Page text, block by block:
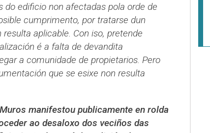
edificio non afectadas pola orde de
cumprimento, por tratarse dun
aplicable. Con iso, pretende
é a falta de devandita
a comunidade de propietarios. Pero
que se esixe non resulta
manifestou publicamente en rolda
ao desaloxo dos veciños das